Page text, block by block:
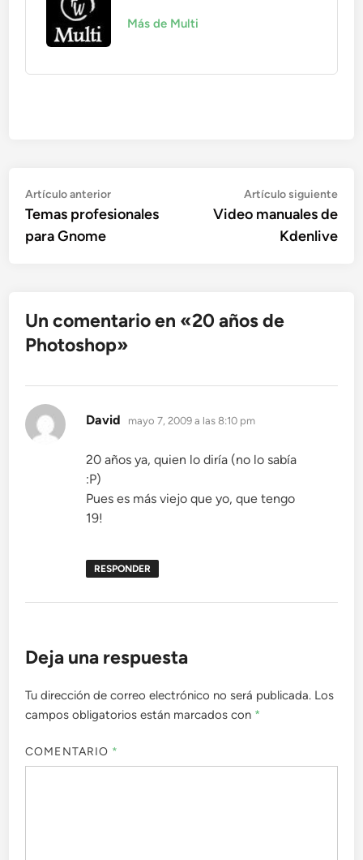
Más de Multi
Navegación
de
entradas
Artículo anteriorArtículo
anterior:
Temas profesionales
para Gnome
Artículo siguiente
Video manuales de
Kdenlive
Un comentario en «20 años de
Photoshop»
David dice:
mayo 7, 2009 a las 8:10 pm
20 años ya, quien lo diría (no lo sabía
:P)
Pues es más viejo que yo, que tengo
19!
RESPONDER
Deja una respuesta
Tu dirección de correo electrónico no será publicada. Los
campos obligatorios están marcados con *
COMENTARIO *